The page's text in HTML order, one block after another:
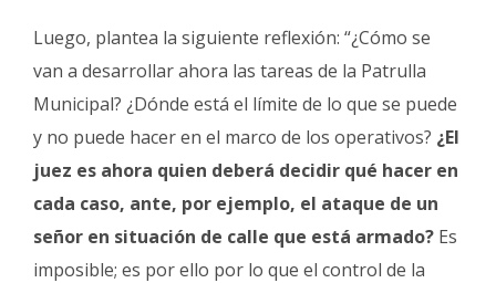
Luego, plantea la siguiente reflexión: “¿Cómo se
van a desarrollar ahora las tareas de la Patrulla
Municipal? ¿Dónde está el límite de lo que se puede
y no puede hacer en el marco de los operativos? ¿El
juez es ahora quien deberá decidir qué hacer en
cada caso, ante, por ejemplo, el ataque de un
señor en situación de calle que está armado? Es
imposible; es por ello por lo que el control de la